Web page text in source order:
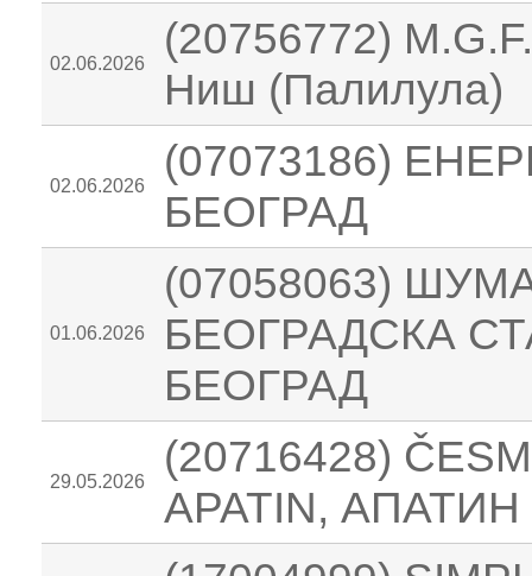
02.06.2026
(20756772)
Ниш (Палилула)
02.06.2026
(07073186)
БЕОГРАД
01.06.2026
(07058063)
БЕОГРАДСКА
БЕОГРАД
29.05.2026
(20716428)
APATIN, АПАТИН